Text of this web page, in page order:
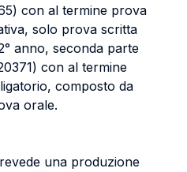
con al termine prova
solo prova scritta
anno, seconda parte
con al termine
composto da
orale.
una produzione